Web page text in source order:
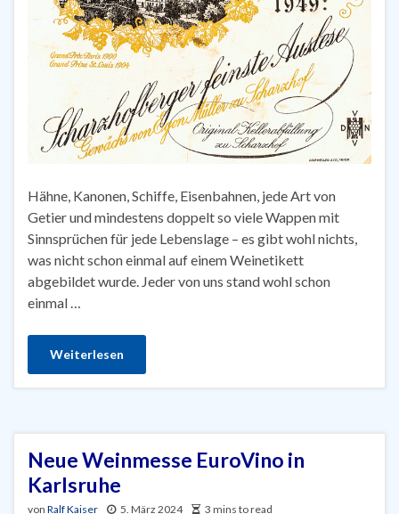
Hähne, Kanonen, Schiffe, Eisenbahnen, jede Art von
Getier und mindestens doppelt so viele Wappen mit
Sinnsprüchen für jede Lebenslage – es gibt wohl nichts,
was nicht schon einmal auf einem Weinetikett
abgebildet wurde. Jeder von uns stand wohl schon
einmal …
Weiterlesen
Neue Weinmesse EuroVino in
Karlsruhe
von Ralf Kaiser 5. März 2024 3 mins to read